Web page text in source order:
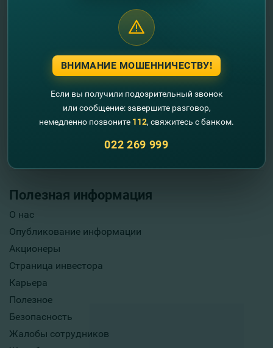
Полезная информация
О нас
Опубликование информации
Акционеры
Страница инвестора
Карьера
Полезное
Безопасность
Жалобы сотрудников
ВНИМАНИЕ МОШЕННИЧЕСТВУ!
Если вы получили подозрительный звонок
или сообщение: завершите разговор,
немедленно позвоните 112, свяжитесь с банком.
022 269 999